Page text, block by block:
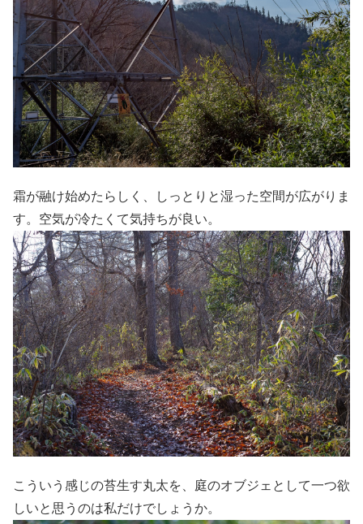
霜が融け始めたらしく、しっとりと湿った空間が広がりま
す。空気が冷たくて気持ちが良い。
こういう感じの苔生す丸太を、庭のオブジェとして一つ欲
しいと思うのは私だけでしょうか。